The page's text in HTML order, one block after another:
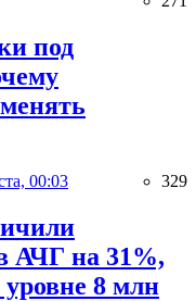
под
00:03 329
АЧГ на 31%,
8 млн